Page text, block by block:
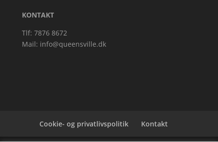
KONTAKT
Tlf: 7876 8672
Mail: info@queensville.dk
Cookie- og privatlivspolitik Kontakt